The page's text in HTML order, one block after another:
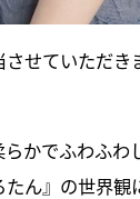
せていただき
かでふわふわ
たん』の世界観